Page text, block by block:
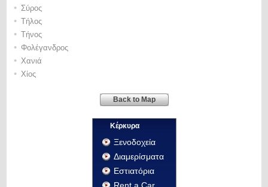
• Σύρος
• Τήλος
• Τήνος
• Φολέγανδρος
• Χανιά
• Χίος
Back to Map
Κέρκυρα
Ξενοδοχεία
Διαμερίσματα
Εστιατόρια